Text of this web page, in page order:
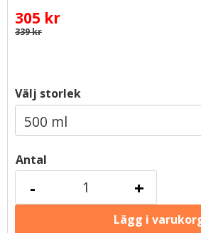
Nedsatt pris:
305 kr
Ordinarie pris:
339kr
Välj storlek
Antal
+
-